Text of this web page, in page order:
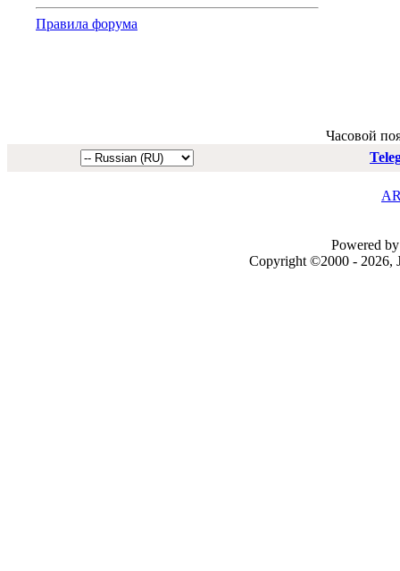
Правила форума
Часовой
Powered
Copyright ©2000 - 2026,